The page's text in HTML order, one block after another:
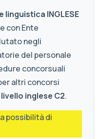
INGLESE
con Ente
negli
del personale
concorsuali
altri concorsi
livello inglese C2.
possibilità di